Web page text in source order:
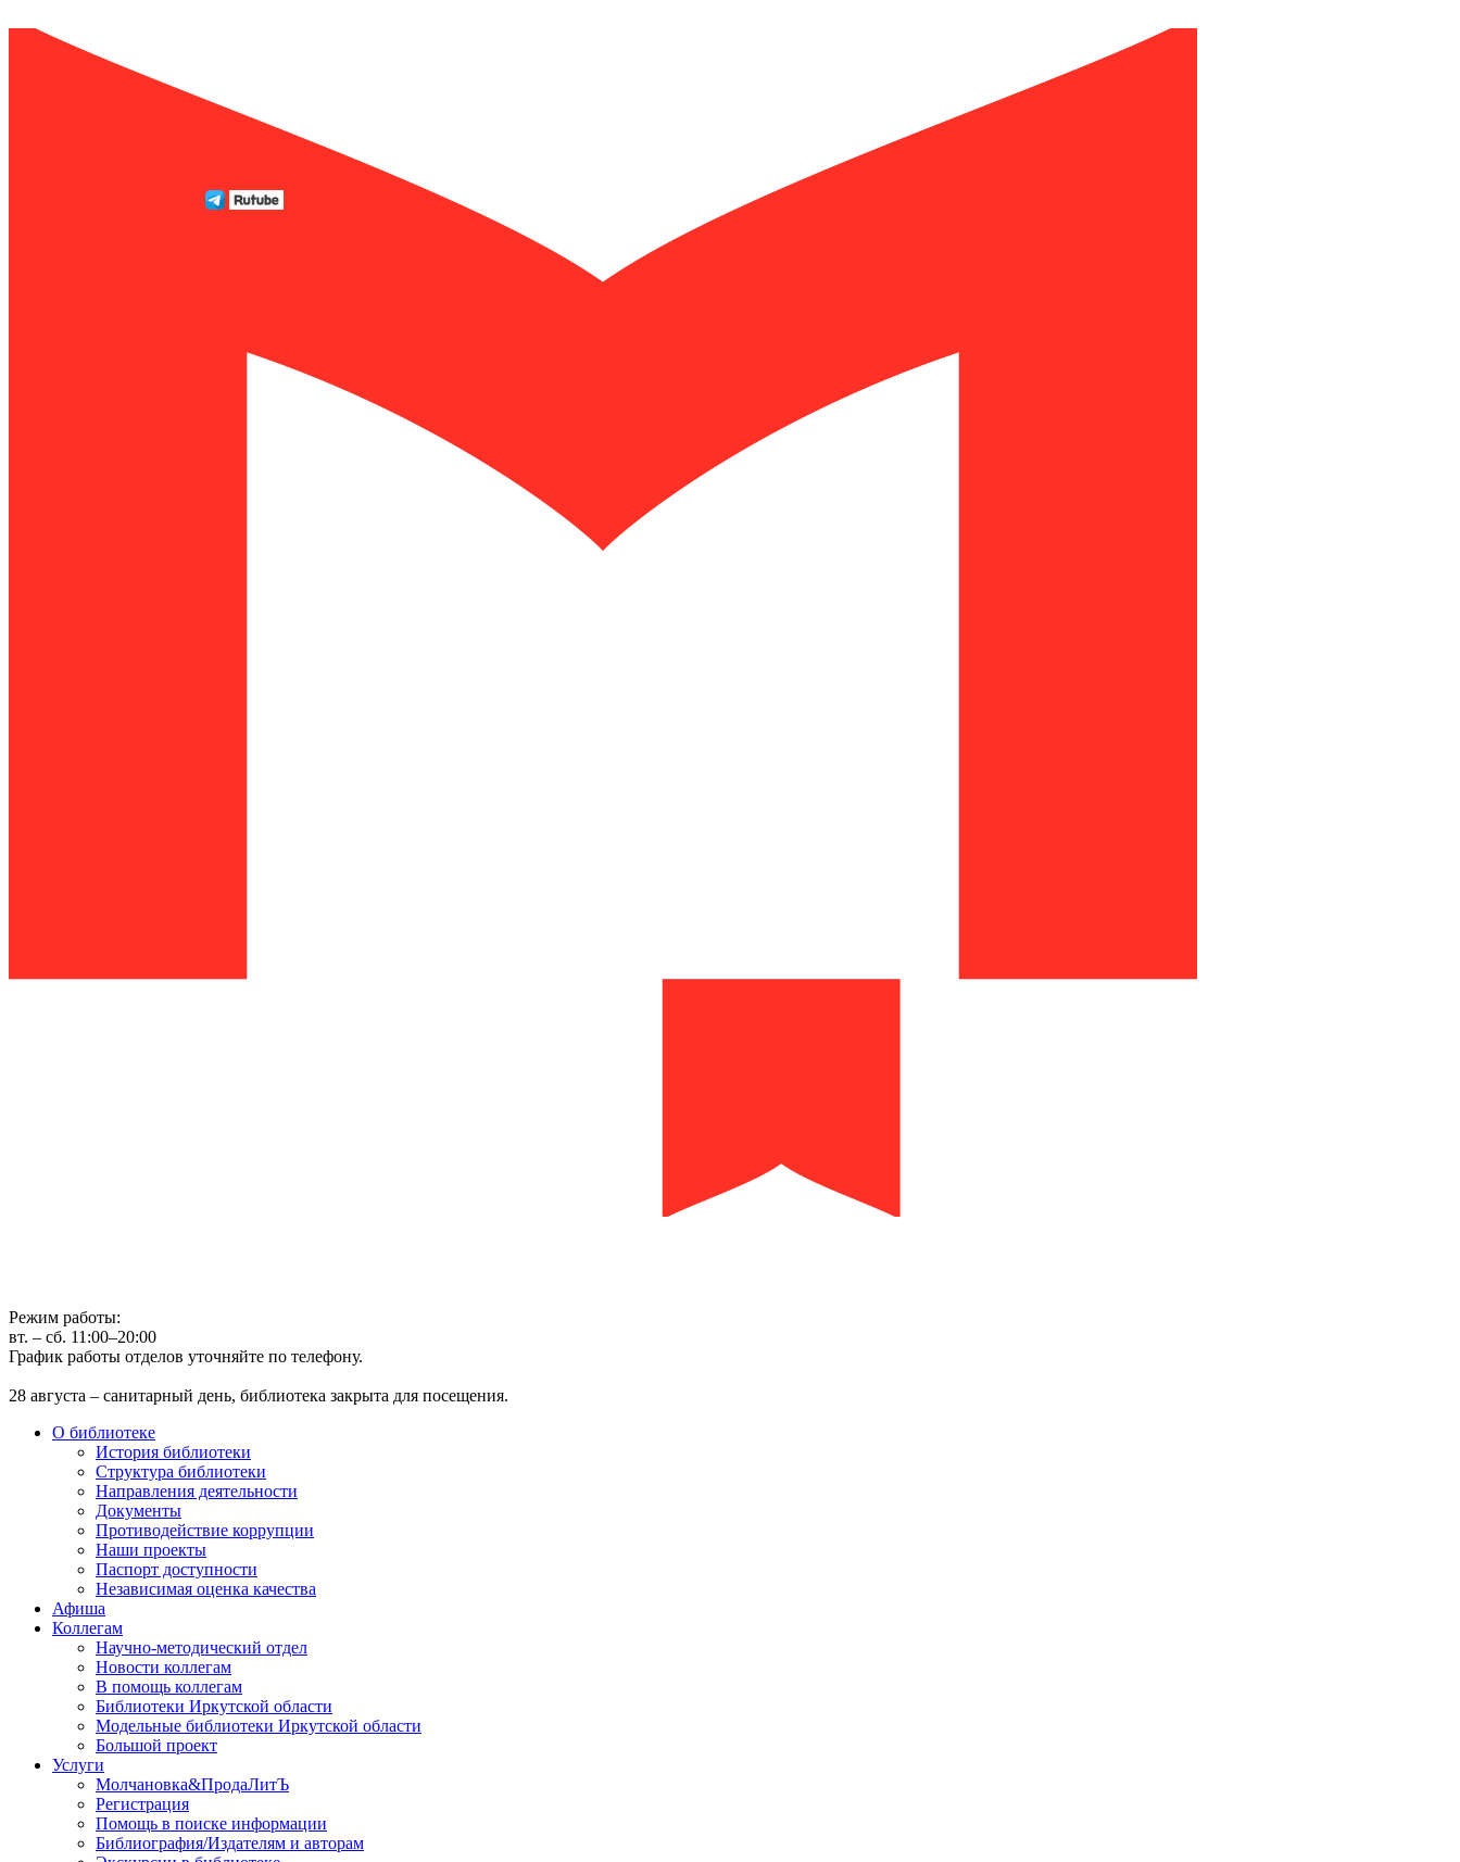
Режим работы:
вт. – сб. 11:00–20:00
График работы отделов уточняйте по телефону.
28 августа – санитарный день, библиотека закрыта для посещения.
О библиотеке
История библиотеки
Структура библиотеки
Направления деятельности
Документы
Противодействие коррупции
Наши проекты
Паспорт доступности
Независимая оценка качества
Афиша
Коллегам
Научно-методический отдел
Новости коллегам
В помощь коллегам
Библиотеки Иркутской области
Модельные библиотеки Иркутской области
Большой проект
Услуги
Молчановка&ПродаЛитЪ
Регистрация
Помощь в поиске информации
Библиография/Издателям и авторам